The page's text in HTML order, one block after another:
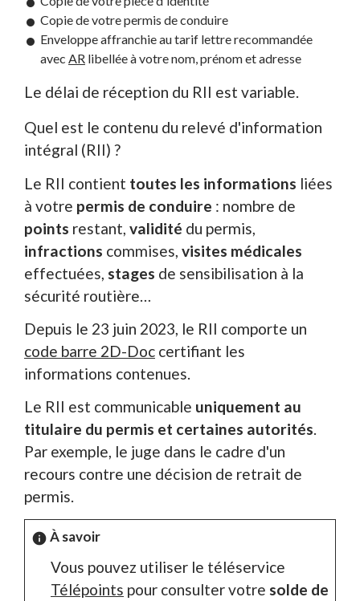
Copie de votre permis de conduire
Enveloppe affranchie au tarif lettre recommandée
avec AR libellée à votre nom, prénom et adresse
Le délai de réception du RII est variable.
Quel est le contenu du relevé d'information
intégral (RII) ?
Le RII contient toutes les informations liées
à votre permis de conduire : nombre de
points restant, validité du permis,
infractions commises, visites médicales
effectuées, stages de sensibilisation à la
sécurité routière…
Depuis le 23 juin 2023, le RII comporte un
code barre 2D-Doc certifiant les
informations contenues.
Le RII est communicable uniquement au
titulaire du permis et certaines autorités.
Par exemple, le juge dans le cadre d'un
recours contre une décision de retrait de
permis.
info À savoir
Vous pouvez utiliser le téléservice
Télépoints pour consulter votre solde de